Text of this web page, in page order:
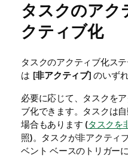
タスクのアク
クティブ化
タスクのアクティブ化ス
は [非アクティブ] のいず
必要に応じて、タスクを
ブ化できます。タスクは
場合もあります (タスクを
照)。タスクが非アクティ
ベント ベースのトリガー